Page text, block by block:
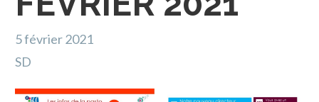
5 février 2021
SD